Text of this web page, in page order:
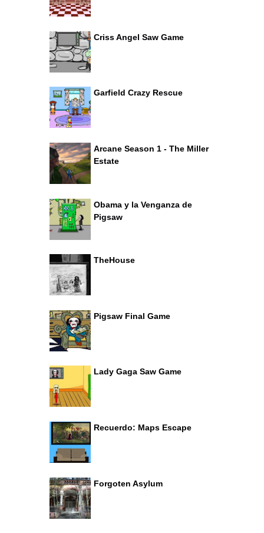
Criss Angel Saw Game
Garfield Crazy Rescue
Arcane Season 1 - The Miller
Estate
Obama y la Venganza de
Pigsaw
TheHouse
Pigsaw Final Game
Lady Gaga Saw Game
Recuerdo: Maps Escape
Forgoten Asylum